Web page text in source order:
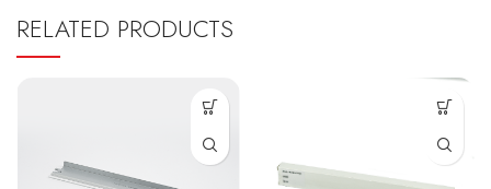
RELATED PRODUCTS